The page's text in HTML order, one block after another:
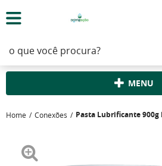
MENU
Home Conexões Pasta Lubrificante 900g